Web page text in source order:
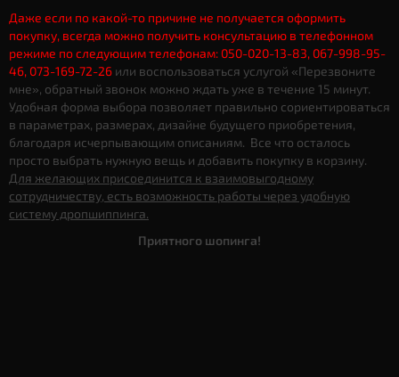
Даже если по какой-то причине не получается оформить
покупку, всегда можно получить консультацию в телефонном
режиме по следующим телефонам: 050-020-13-83, 067-998-95-
46, 073-169-72-26 или воспользоваться услугой «Перезвоните
мне», обратный звонок можно ждать уже в течение 15 минут.
Удобная форма выбора позволяет правильно сориентироваться
в параметрах, размерах, дизайне будущего приобретения,
благодаря исчерпывающим описаниям. Все что осталось
просто выбрать нужную вещь и добавить покупку в корзину.
Для желающих присоединится к взаимовыгодному
сотрудничеству, есть возможность работы через удобную
систему дропшиппинга.
Приятного шопинга!